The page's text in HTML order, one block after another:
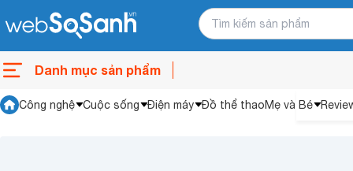
Danh mục sản phẩm
Công nghệ Cuộc sống Điện máy Đồ thể thaoMẹ và Bé